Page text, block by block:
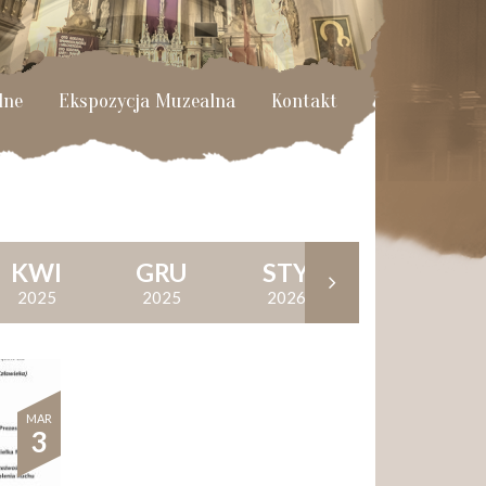
Ekspozycja Muzealna Kontakt
KWI
2025
GRU
2025
STY
2026
MAR
3